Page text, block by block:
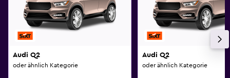
Audi Q2
oder ähnlich Kategorie
Audi Q2
oder ähnlich Kategorie